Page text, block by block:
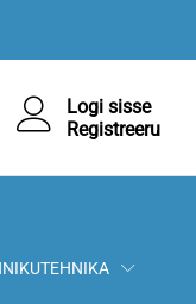
Logi sisse
Registreeru